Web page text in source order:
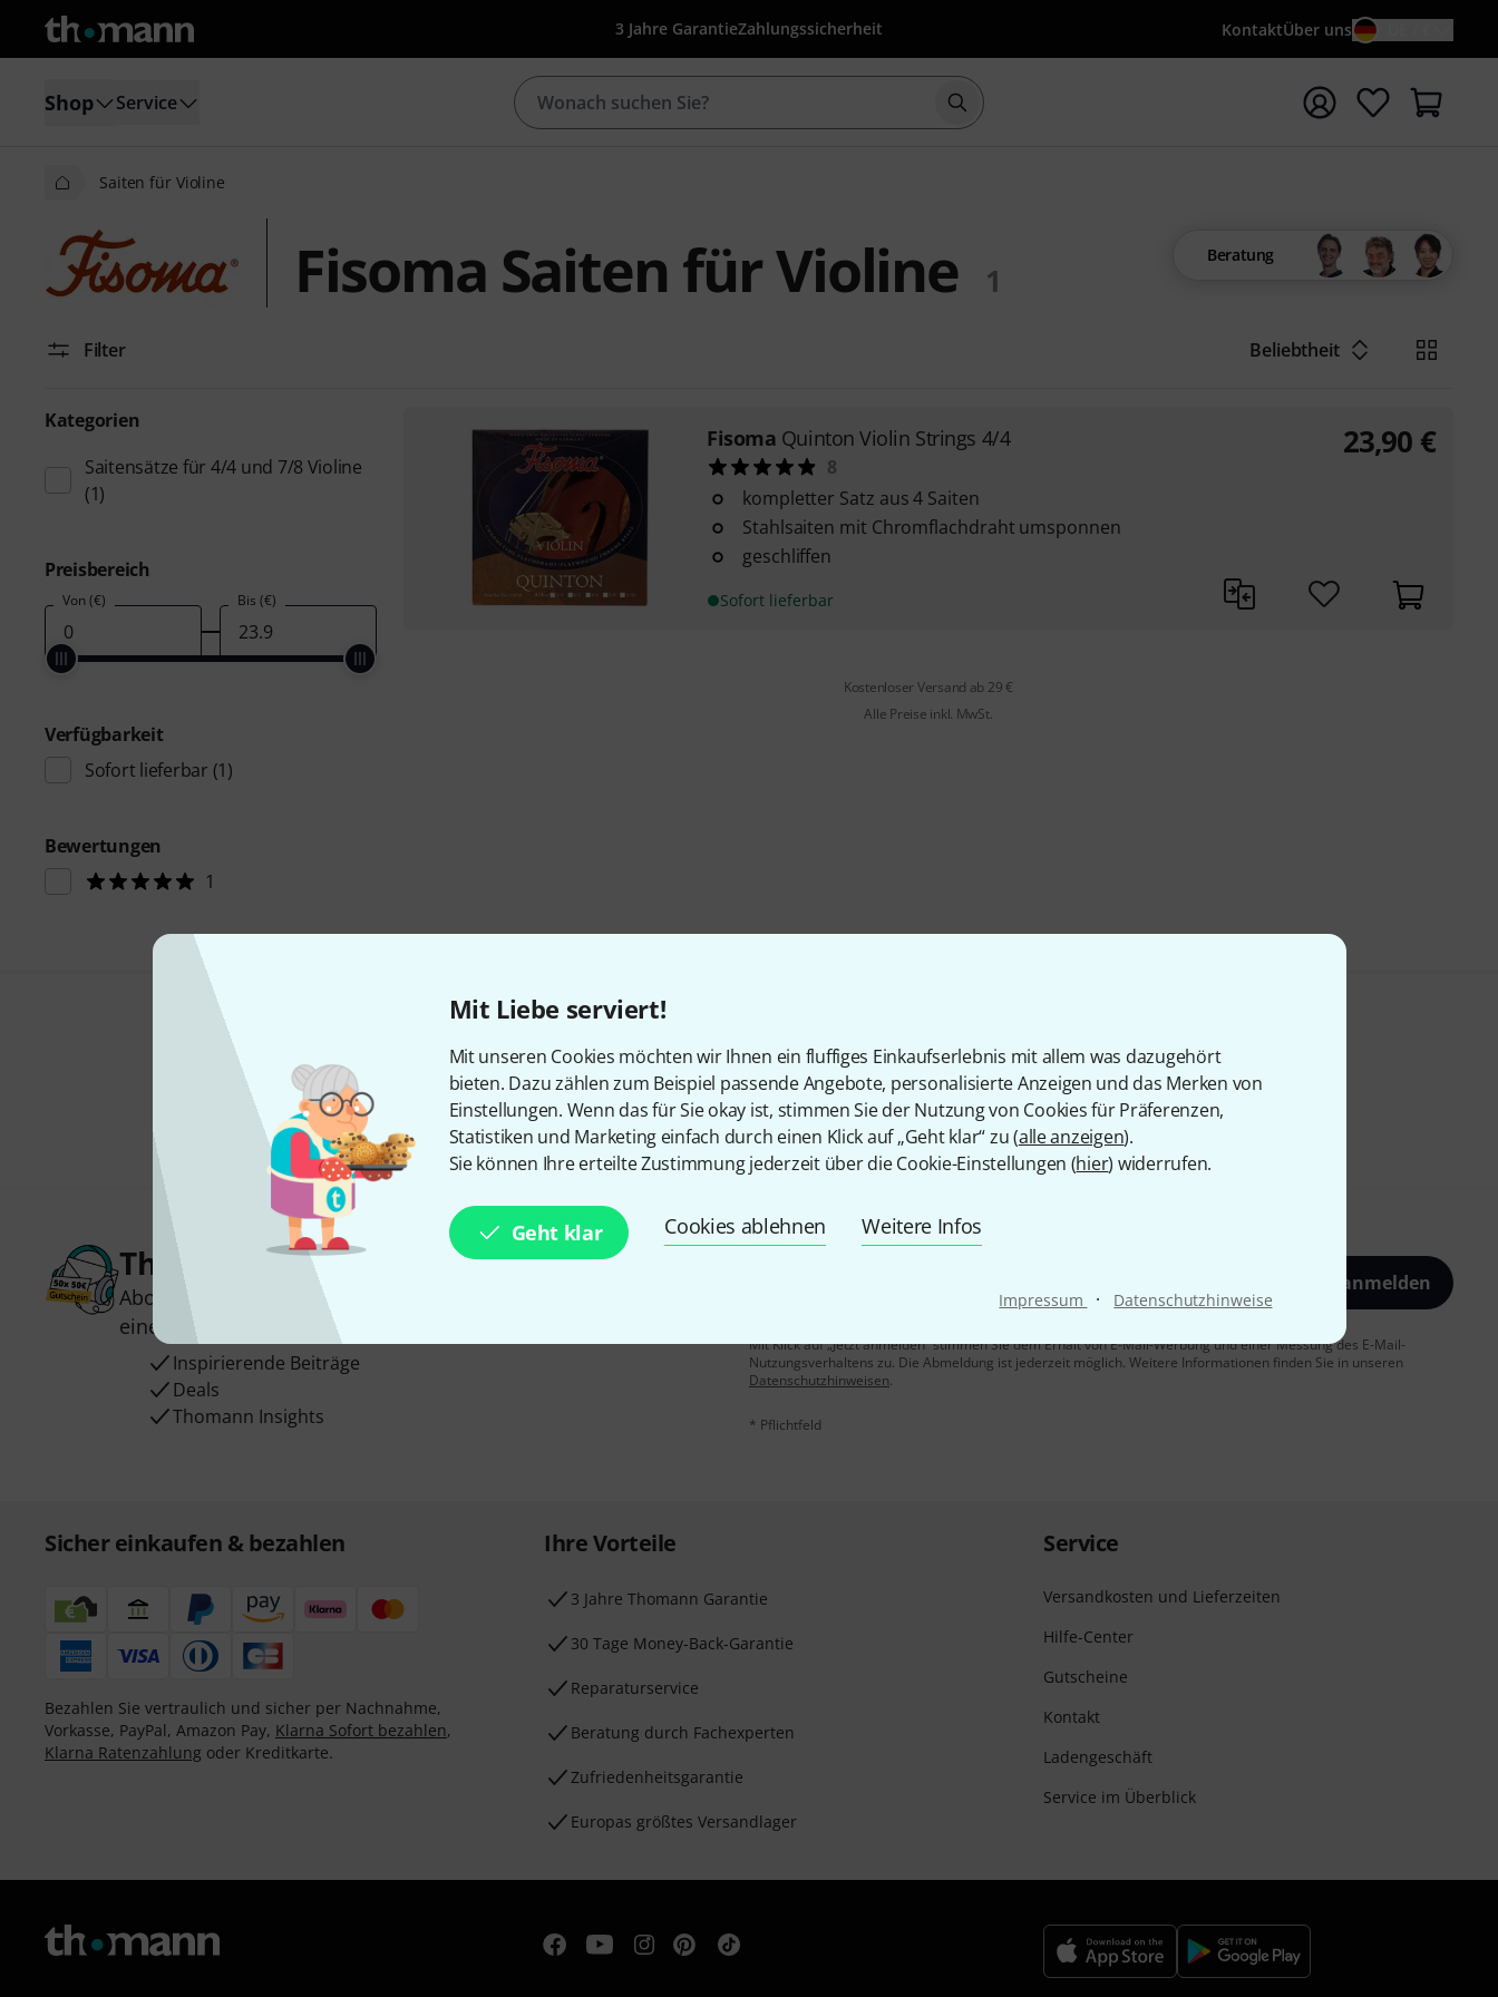
Mit Liebe serviert!
Mit unseren Cookies möchten wir Ihnen ein fluffiges Einkaufserlebnis mit allem was dazugehört
bieten. Dazu zählen zum Beispiel passende Angebote, personalisierte Anzeigen und das Merken von
Einstellungen. Wenn das für Sie okay ist, stimmen Sie der Nutzung von Cookies für Präferenzen,
Statistiken und Marketing einfach durch einen Klick auf „Geht klar“ zu (alle anzeigen).
Sie können Ihre erteilte Zustimmung jederzeit über die Cookie-Einstellungen (hier) widerrufen.
Geht klar Cookies ablehnen Weitere Infos
Impressum · Datenschutzhinweise
3 Jahre GarantieZahlungssicherheit KontaktÜber uns
Shop Service Suche mit Suchwort {searchTerm} starten
Saiten für Violine
Fisoma Saiten für Violine 1
Beratung
Filter Beliebtheit
Kategorien
Saitensätze für 4/4 und 7/8 Violine
(1)
Preisbereich
Von (€) Bis (€)
Verfügbarkeit
Sofort lieferbar (1)
Bewertungen
1
Fisoma Quinton Violin Strings 4/4
8
kompletter Satz aus 4 Saiten
Stahlsaiten mit Chromflachdraht umsponnen
geschliffen
Sofort lieferbar
23,90 €
Kostenloser Versand ab 29 €
Alle Preise inkl. MwSt.
Gefällt Ihnen, was Sie sehen?
Teilen Hilfe & Feedback
Thomann Newsletter
Abonniere den Thomann Newsletter und gewinne mit etwas Glück
einen von
50 Gutscheinen
Inspirierende Beiträge
Deals
Thomann Insights
Jetzt anmelden
Mit Klick auf „Jetzt anmelden“ stimmen Sie dem Erhalt von E-Mail-Werbung und einer Messung des E-Mail-
Nutzungsverhaltens zu. Die Abmeldung ist jederzeit möglich. Weitere Informationen finden Sie in unseren
Datenschutzhinweisen.
* Pflichtfeld
Sicher einkaufen & bezahlen
Bezahlen Sie vertraulich und sicher per Nachnahme,
Vorkasse, PayPal, Amazon Pay, Klarna Sofort bezahlen,
Klarna Ratenzahlung oder Kreditkarte.
Ihre Vorteile
3 Jahre Thomann Garantie
30 Tage Money-Back-Garantie
Reparaturservice
Beratung durch Fachexperten
Zufriedenheitsgarantie
Europas größtes Versandlager
Service
Versandkosten und Lieferzeiten
Hilfe-Center
Gutscheine
Kontakt
Ladengeschäft
Service im Überblick